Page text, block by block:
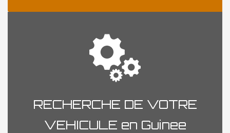
RECHERCHE DE VOTRE
VEHICULE en Guinee